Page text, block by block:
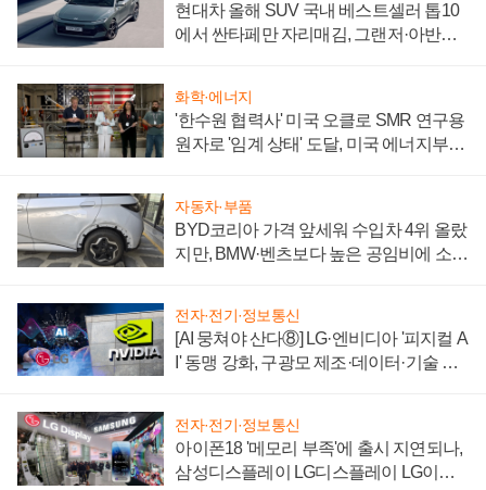
현대차 올해 SUV 국내 베스트셀러 톱10
에서 싼타페만 자리매김, 그랜저·아반떼
화학·에너지
'한수원 협력사' 미국 오클로 SMR 연구용
원자로 '임계 상태' 도달, 미국 에너지부
자동차·부품
BYD코리아 가격 앞세워 수입차 4위 올랐
지만, BMW·벤츠보다 높은 공임비에 소비
전자·전기·정보통신
[AI 뭉쳐야 산다⑧] LG·엔비디아 '피지컬 A
I' 동맹 강화, 구광모 제조·데이터·기술 결
전자·전기·정보통신
아이폰18 '메모리 부족'에 출시 지연되나,
삼성디스플레이 LG디스플레이 LG이노